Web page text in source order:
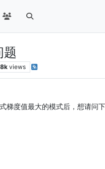
题
views
梯度值最大的模式后，想请问